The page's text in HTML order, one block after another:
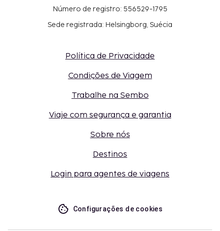
Número de registro: 556529-1795
Sede registrada: Helsingborg, Suécia
Política de Privacidade
Condições de Viagem
Trabalhe na Sembo
Viaje com segurança e garantia
Sobre nós
Destinos
Login para agentes de viagens
Configurações de cookies